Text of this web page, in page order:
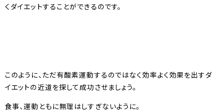
くダイエットすることができるのです。
このように、ただ有酸素運動するのではなく効率よく効果を出すダ
イエットの近道を探して成功させましょう。
食事、運動ともに無理はしすぎないように。